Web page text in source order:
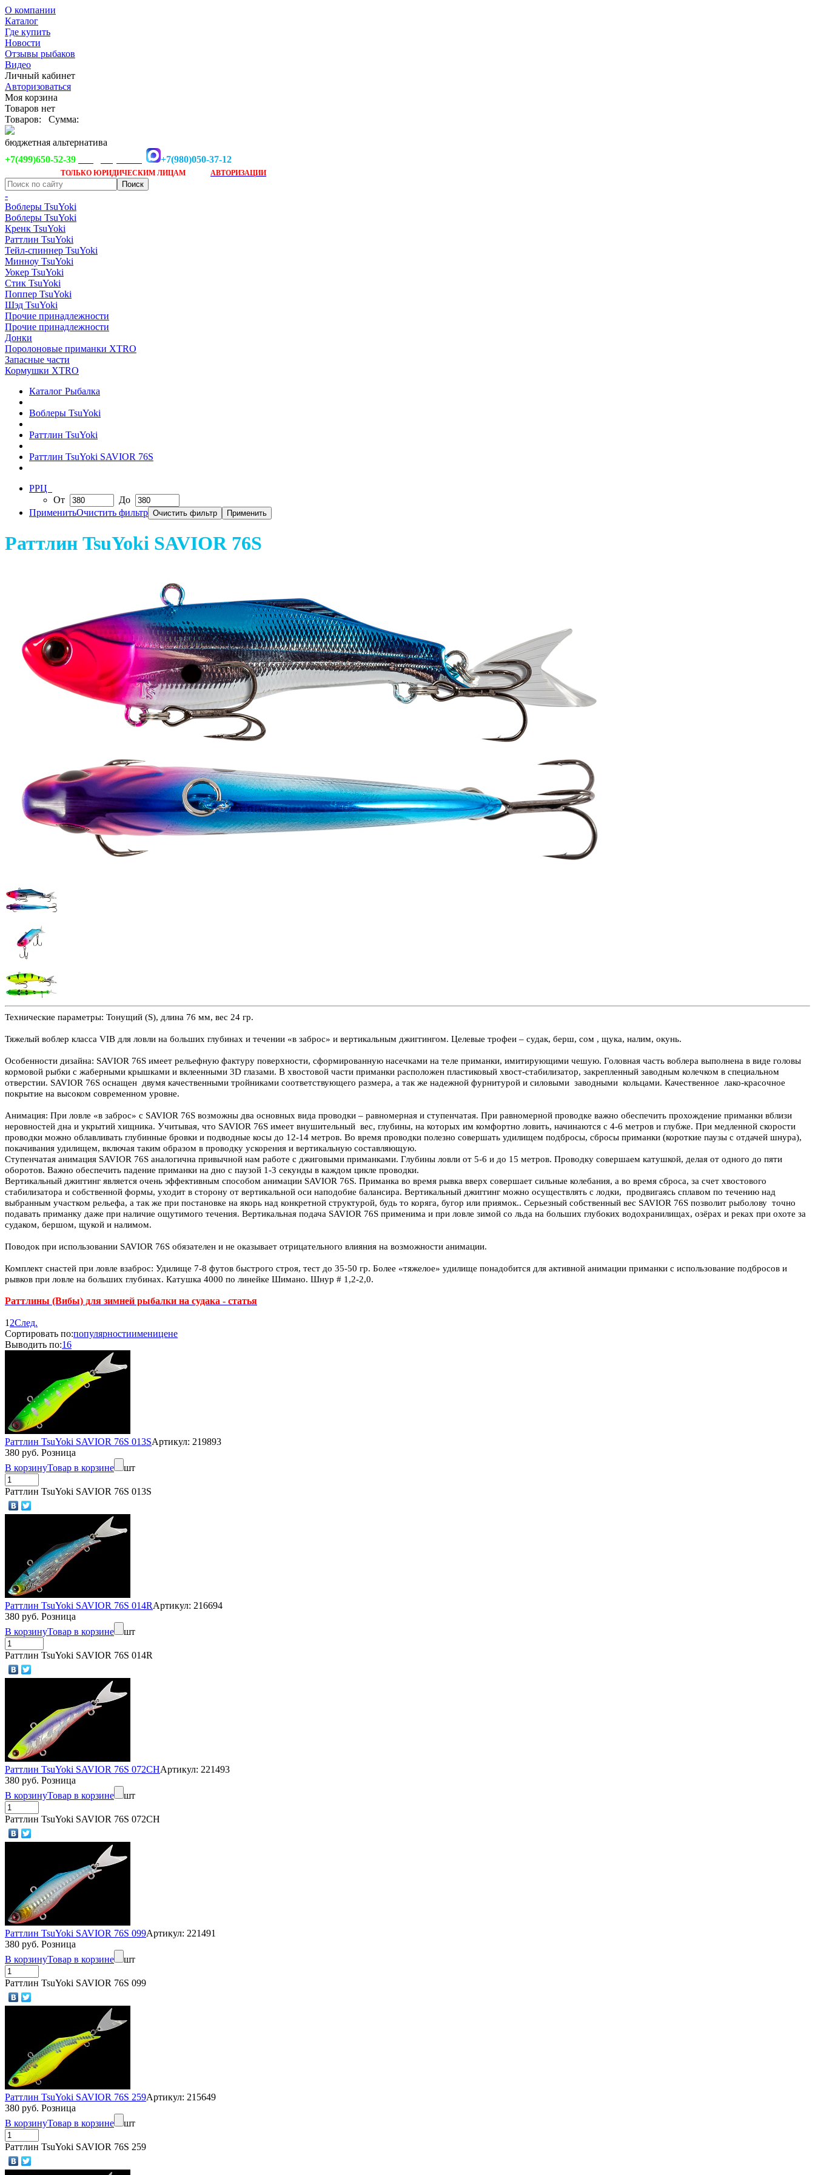
О компании
Каталог
Где купить
Новости
Отзывы рыбаков
Видео
Личный кабинет
Авторизоваться
Моя корзина
Товаров нет
Товаров:
Сумма:
бюджетная альтернатива
+7(499)650-52-39
+7(980)050-37-12
ТОЛЬКО ЮРИДИЧЕСКИМ ЛИЦАМ АВТОРИЗАЦИИ
-
Воблеры TsuYoki
Воблеры TsuYoki
Кренк TsuYoki
Раттлин TsuYoki
Тейл-спиннер TsuYoki
Минноу TsuYoki
Уокер TsuYoki
Стик TsuYoki
Поппер TsuYoki
Шэд TsuYoki
Прочие принадлежности
Прочие принадлежности
Донки
Поролоновые приманки XTRO
Запасные части
Кормушки XTRO
Каталог Рыбалка
Воблеры TsuYoki
Раттлин TsuYoki
Раттлин TsuYoki SAVIOR 76S
РРЦ
От
До
ПрименитьОчистить фильтр
Раттлин TsuYoki SAVIOR 76S
Технические параметры: Тонущий (S), длина 76 мм, вес 24 гр.
Тяжелый воблер класса VIB для ловли на больших глубинах и течении «в заброс» и вертикальным джиггингом. Целевые трофеи – судак, берш, сом , щука, налим, окунь.
Особенности дизайна: SAVIOR 76S имеет рельефную фактуру поверхности, сформированную насечками на теле приманки, имитирующими чешую. Головная часть воблера выполнена в виде головы
кормовой рыбки с жаберными крышками и вклеенными 3D глазами. В хвостовой части приманки расположен пластиковый хвост-стабилизатор, закрепленный заводным колечком в специальном
отверстии. SAVIOR 76S оснащен двумя качественными тройниками соответствующего размера, а так же надежной фурнитурой и силовыми заводными кольцами. Качественное лако-красочное
покрытие на высоком современном уровне.
Анимация: При ловле «в заброс» с SAVIOR 76S возможны два основных вида проводки – равномерная и ступенчатая. При равномерной проводке важно обеспечить прохождение приманки вблизи
неровностей дна и укрытий хищника. Учитывая, что SAVIOR 76S имеет внушительный вес, глубины, на которых им комфортно ловить, начинаются с 4-6 метров и глубже. При медленной скорости
проводки можно облавливать глубинные бровки и подводные косы до 12-14 метров. Во время проводки полезно совершать удилищем подбросы, сбросы приманки (короткие паузы с отдачей шнура),
покачивания удилищем, включая таким образом в проводку ускорения и вертикальную составляющую.
Ступенчатая анимация SAVIOR 76S аналогична привычной нам работе с джиговыми приманками. Глубины ловли от 5-6 и до 15 метров. Проводку совершаем катушкой, делая от одного до пяти
оборотов. Важно обеспечить падение приманки на дно с паузой 1-3 секунды в каждом цикле проводки.
Вертикальный джиггинг является очень эффективным способом анимации SAVIOR 76S. Приманка во время рывка вверх совершает сильные колебания, а во время сброса, за счет хвостового
стабилизатора и собственной формы, уходит в сторону от вертикальной оси наподобие балансира. Вертикальный джиггинг можно осуществлять с лодки, продвигаясь сплавом по течению над
выбранным участком рельефа, а так же при постановке на якорь над конкретной структурой, будь то коряга, бугор или приямок.. Серьезный собственный вес SAVIOR 76S позволит рыболову точно
подавать приманку даже при наличие ощутимого течения. Вертикальная подача SAVIOR 76S применима и при ловле зимой со льда на больших глубоких водохранилищах, озёрах и реках при охоте за
судаком, бершом, щукой и налимом.
Поводок при использовании SAVIOR 76S обязателен и не оказывает отрицательного влияния на возможности анимации.
Комплект снастей при ловле взаброс: Удилище 7-8 футов быстрого строя, тест до 35-50 гр. Более «тяжелое» удилище понадобится для активной анимации приманки с использование подбросов и
рывков при ловле на больших глубинах. Катушка 4000 по линейке Шимано. Шнур # 1,2-2,0.
Раттлины (Вибы) для зимней рыбалки на судака - статья
1 2След.
Сортировать по:популярностиименицене
Выводить по:16
Раттлин TsuYoki SAVIOR 76S 013SАртикул: 219893
380 руб. Розница
В корзинуТовар в корзине шт
Раттлин TsuYoki SAVIOR 76S 013S
Раттлин TsuYoki SAVIOR 76S 014RАртикул: 216694
380 руб. Розница
В корзинуТовар в корзине шт
Раттлин TsuYoki SAVIOR 76S 014R
Раттлин TsuYoki SAVIOR 76S 072CHАртикул: 221493
380 руб. Розница
В корзинуТовар в корзине шт
Раттлин TsuYoki SAVIOR 76S 072CH
Раттлин TsuYoki SAVIOR 76S 099Артикул: 221491
380 руб. Розница
В корзинуТовар в корзине шт
Раттлин TsuYoki SAVIOR 76S 099
Раттлин TsuYoki SAVIOR 76S 259Артикул: 215649
380 руб. Розница
В корзинуТовар в корзине шт
Раттлин TsuYoki SAVIOR 76S 259